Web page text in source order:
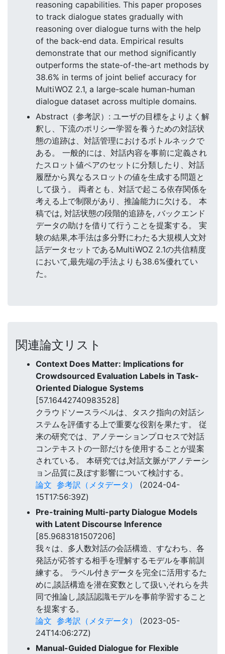
reasoning capabilities. This paper proposes
to track dialogue states gradually with
reasoning over dialogue turns with the help
of the back-end data. Empirical results
demonstrate that our method significantly
outperforms the state-of-the-art methods by
38.6% in terms of joint belief accuracy for
MultiWOZ 2.1, a large-scale human-human
dialogue dataset across multiple domains.
Abstract（参考訳）: ユーザの目標をよりよく解
釈し、下流のポリシー学習を養うための対話状
態の追跡は、対話管理におけるボトルネックで
ある。 一般的には、対話内容を事前に定義され
たスロット値ペアのセットに分類したり、対話
履歴から異なるスロットの値を生成する問題と
して扱う。 両者とも、対話で起こる依存関係を
考える上で制限があり、推論能力に欠ける。 本
稿では, 対話状態の段階的追跡を, バックエンド
データの助けを借りて行うことを提案する。 実
験の結果,本手法は多分野にわたる大規模人文対
話データセットであるMultiWOZ 2.1の共信精度
において,最先端の手法よりも38.6%優れてい
た。
関連論文リスト
Context Does Matter: Implications for
Crowdsourced Evaluation Labels in Task-
Oriented Dialogue Systems
[57.16442740983528]
クラウドソースラベルは、タスク指向の対話シ
ステムを評価する上で重要な役割を果たす。 従
来の研究では、アノテーションプロセスで対話
コンテキストの一部だけを使用することが提案
されている。 本研究では,対話文脈がアノテーシ
ョン品質に及ぼす影響について検討する。
論文 参考訳（メタデータ）
(2024-04-
15T17:56:39Z)
Pre-training Multi-party Dialogue Models
with Latent Discourse Inference
[85.9683181507206]
我々は、多人数対話の会話構造、すなわち、各
発話が応答する相手を理解するモデルを事前訓
練する。 ラベル付きデータを完全に活用するた
めに,談話構造を潜在変数として扱い,それらを共
同で推論し,談話認識モデルを事前学習すること
を提案する。
論文 参考訳（メタデータ）
(2023-05-
24T14:06:27Z)
Manual-Guided Dialogue for Flexible